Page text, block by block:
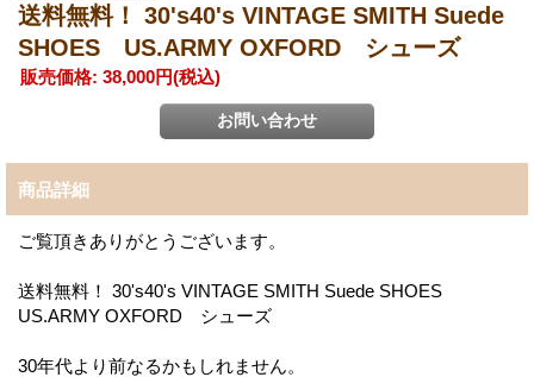
送料無料！ 30's40's VINTAGE SMITH Suede
SHOES US.ARMY OXFORD シューズ
販売価格: 38,000円(税込)
商品詳細
ご覧頂きありがとうございます。
送料無料！ 30's40's VINTAGE SMITH Suede SHOES
US.ARMY OXFORD シューズ
30年代より前なるかもしれません。